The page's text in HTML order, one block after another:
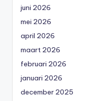
juni 2026
mei 2026
april 2026
maart 2026
februari 2026
januari 2026
december 2025